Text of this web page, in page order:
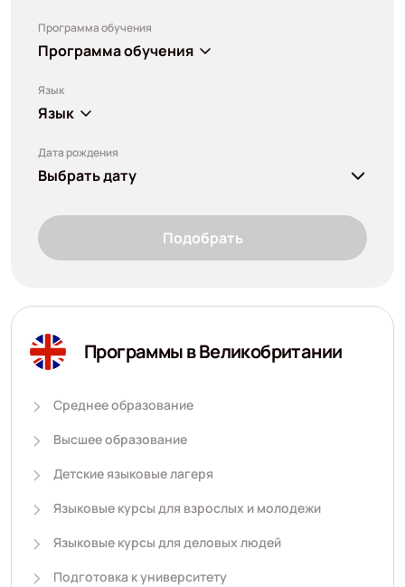
Программа обучения
Программа обучения
Язык
Язык
Дата рождения
Выбрать дату
Подобрать
Программы в Великобритании
Среднее образование
Высшее образование
Детские языковые лагеря
Языковые курсы для взрослых и молодежи
Языковые курсы для деловых людей
Подготовка к университету